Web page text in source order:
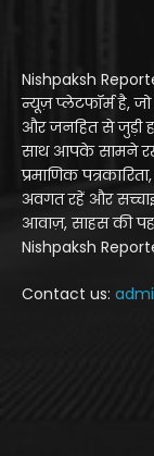
Nishpaksh
न्यूज़ प्लेटफॉर्म है,
और जनहित से जुड़ी
साथ आपके सामने
प्रमाणिक
अवगत रहें और
आवाज़, साहस की
Nishpaksh
Contact us: